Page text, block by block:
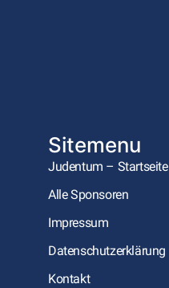
Sitemenu
Judentum – Startseite
Alle Sponsoren
Impressum
Datenschutzerklärung
Kontakt